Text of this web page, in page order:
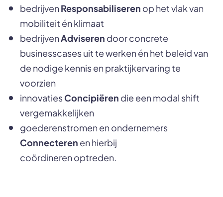
bedrijvenResponsabiliserenop het vlak van
mobiliteit én klimaat
bedrijvenAdviserendoor concrete
businesscases uit te werken én het beleid van
de nodige kennis en praktijkervaring te
voorzien
innovatiesConcipiërendie een modal shift
vergemakkelijken
goederenstromen en ondernemers
Connecterenen hierbij
coördineren optreden.